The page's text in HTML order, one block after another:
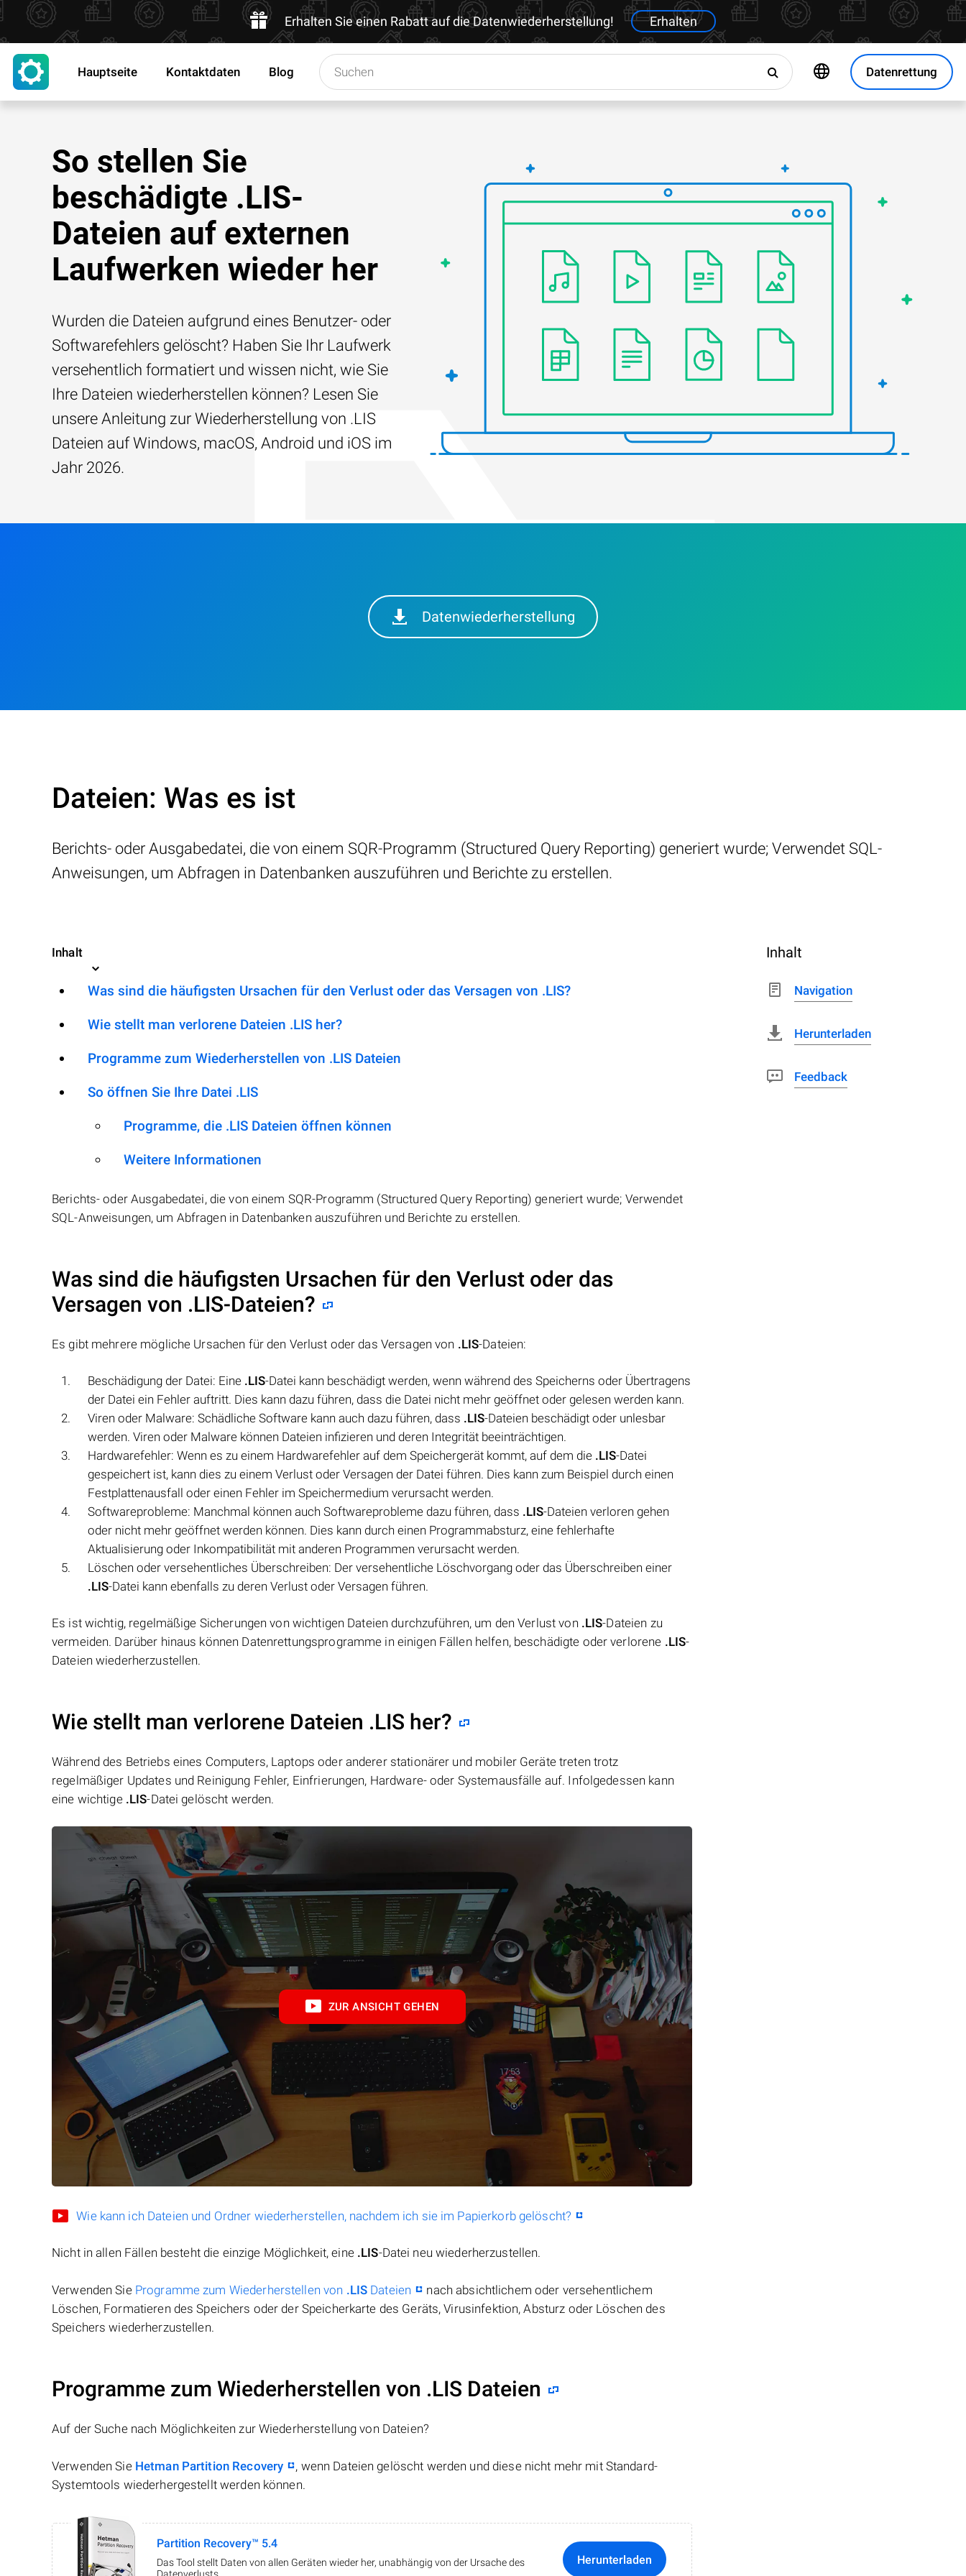
Erhalten Sie einen Rabatt auf die Datenwiederherstellung! Erhalten
Datenrettung
Hauptseite Kontaktdaten Blog
So stellen Sie
beschädigte .LIS-
Dateien auf externen
Laufwerken wieder her
Wurden die Dateien aufgrund eines Benutzer- oder
Softwarefehlers gelöscht? Haben Sie Ihr Laufwerk
versehentlich formatiert und wissen nicht, wie Sie
Ihre Dateien wiederherstellen können? Lesen Sie
unsere Anleitung zur Wiederherstellung von .LIS
Dateien auf Windows, macOS, Android und iOS im
Jahr 2026.
Datenwiederherstellung
Dateien: Was es ist
Berichts- oder Ausgabedatei, die von einem SQR-Programm (Structured Query Reporting) generiert wurde; Verwendet SQL-
Anweisungen, um Abfragen in Datenbanken auszuführen und Berichte zu erstellen.
Inhalt
Was sind die häufigsten Ursachen für den Verlust oder das Versagen von .LIS?
Wie stellt man verlorene Dateien .LIS her?
Programme zum Wiederherstellen von .LIS Dateien
So öffnen Sie Ihre Datei .LIS
Programme, die .LIS Dateien öffnen können
Weitere Informationen
Berichts- oder Ausgabedatei, die von einem SQR-Programm (Structured Query Reporting) generiert wurde; Verwendet
SQL-Anweisungen, um Abfragen in Datenbanken auszuführen und Berichte zu erstellen.
Was sind die häufigsten Ursachen für den Verlust oder das
Versagen von .LIS-Dateien?
Es gibt mehrere mögliche Ursachen für den Verlust oder das Versagen von .LIS-Dateien:
Beschädigung der Datei: Eine .LIS-Datei kann beschädigt werden, wenn während des Speicherns oder Übertragens
der Datei ein Fehler auftritt. Dies kann dazu führen, dass die Datei nicht mehr geöffnet oder gelesen werden kann.
Viren oder Malware: Schädliche Software kann auch dazu führen, dass .LIS-Dateien beschädigt oder unlesbar
werden. Viren oder Malware können Dateien infizieren und deren Integrität beeinträchtigen.
Hardwarefehler: Wenn es zu einem Hardwarefehler auf dem Speichergerät kommt, auf dem die .LIS-Datei
gespeichert ist, kann dies zu einem Verlust oder Versagen der Datei führen. Dies kann zum Beispiel durch einen
Festplattenausfall oder einen Fehler im Speichermedium verursacht werden.
Softwareprobleme: Manchmal können auch Softwareprobleme dazu führen, dass .LIS-Dateien verloren gehen
oder nicht mehr geöffnet werden können. Dies kann durch einen Programmabsturz, eine fehlerhafte
Aktualisierung oder Inkompatibilität mit anderen Programmen verursacht werden.
Löschen oder versehentliches Überschreiben: Der versehentliche Löschvorgang oder das Überschreiben einer
.LIS-Datei kann ebenfalls zu deren Verlust oder Versagen führen.
Es ist wichtig, regelmäßige Sicherungen von wichtigen Dateien durchzuführen, um den Verlust von .LIS-Dateien zu
vermeiden. Darüber hinaus können Datenrettungsprogramme in einigen Fällen helfen, beschädigte oder verlorene .LIS-
Dateien wiederherzustellen.
Wie stellt man verlorene Dateien .LIS her?
Während des Betriebs eines Computers, Laptops oder anderer stationärer und mobiler Geräte treten trotz
regelmäßiger Updates und Reinigung Fehler, Einfrierungen, Hardware- oder Systemausfälle auf. Infolgedessen kann
eine wichtige .LIS-Datei gelöscht werden.
ZUR ANSICHT GEHEN
Wie kann ich Dateien und Ordner wiederherstellen, nachdem ich sie im Papierkorb gelöscht?
Nicht in allen Fällen besteht die einzige Möglichkeit, eine .LIS-Datei neu wiederherzustellen.
Verwenden Sie Programme zum Wiederherstellen von .LIS Dateien
nach absichtlichem oder versehentlichem
Löschen, Formatieren des Speichers oder der Speicherkarte des Geräts, Virusinfektion, Absturz oder Löschen des
Speichers wiederherzustellen.
Programme zum Wiederherstellen von .LIS Dateien
Auf der Suche nach Möglichkeiten zur Wiederherstellung von Dateien?
Verwenden Sie Hetman Partition Recovery
, wenn Dateien gelöscht werden und diese nicht mehr mit Standard-
Systemtools wiederhergestellt werden können.
Partition Recovery™ 5.4
Das Tool stellt Daten von allen Geräten wieder her, unabhängig von der Ursache des
Herunterladen
Inhalt
Navigation
Herunterladen
Feedback